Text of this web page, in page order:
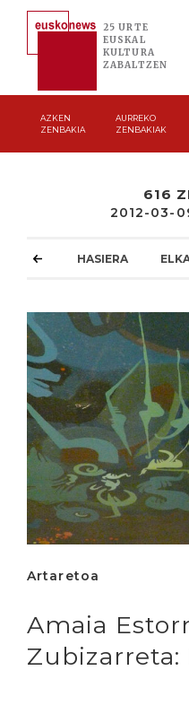
25 URTE
EUSKAL
KULTURA
ZABALTZEN
AZKEN
ZENBAKIA
AURREKO
ZENBAKIAK
616
2012-03-
HASIERA
Artaretoa
Amaia